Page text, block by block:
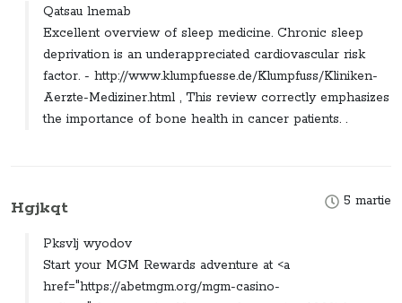
Qatsau lnemab
Excellent overview of sleep medicine. Chronic sleep
deprivation is an underappreciated cardiovascular risk
factor. - http://www.klumpfuesse.de/Klumpfuss/Kliniken-
Aerzte-Mediziner.html , This review correctly emphasizes
the importance of bone health in cancer patients. .
5 martie
Hgjkqt
Pksvlj wyodov
Start your MGM Rewards adventure at <a
href="https://abetmgm.org/mgm-casino-